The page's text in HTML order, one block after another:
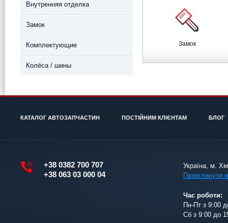
Внутренняя отделка
Замок
Комплектующие
Колёса / шины
Замок
КАТАЛОГ АВТОЗАПЧАСТИН ПОСТІЙНИМ КЛІЄНТАМ БЛОГ
+38 0382 700 707
+38 063 03 000 04
Україна, м.
Переглянути
Час роботи:
Пн-Пт з 9:00
Сб з 9:00 до